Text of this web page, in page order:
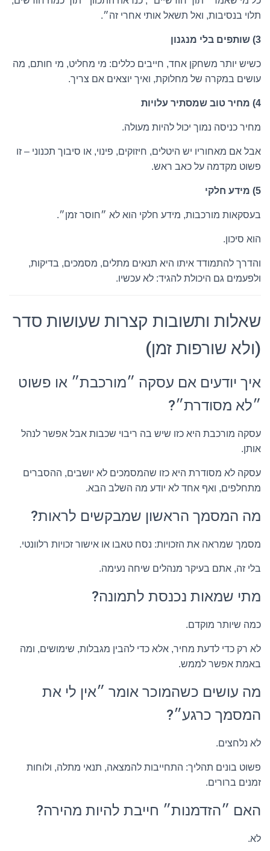
תלוי בנסיבות, ואל תשאל אותי אחרי זה״.
3) שותפים בלי מנגנון
כשיש יותר משחקן אחד, חייבים כללים: מי מחליט, מי חותם, מה
עושים במקרה של מחלוקת, ואיך יוצאים אם צריך.
4) מחיר טוב שמסתיר עלויות
מחיר כניסה נמוך יכול להיות מעולה.
אבל אם מאחוריו יש היטלים, חיזוקים, פינוי, או סיבוך תכנוני – זו
פשוט מקדמה על כאב ראש.
5) מידע חלקי
בעסקאות מורכבות, מידע חלקי הוא לא ״חוסר זמן״.
הוא סיכון.
והדרך להתמודד איתו היא תנאים מתלים, מסמכים, בדיקות,
ולפעמים גם היכולת להגיד: לא עכשיו.
שאלות ותשובות קצרות שעושות סדר
(ולא שורפות זמן)
איך יודעים אם עסקה ״מורכבת״ או פשוט
״לא מסודרת״?
עסקה מורכבת היא כזו שיש בה ריבוי שכבות אבל אפשר לנהל
אותן.
עסקה לא מסודרת היא כזו שהמסמכים לא יושבים, ההסברים
מתחלפים, ואף אחד לא יודע מה השלב הבא.
מה המסמך הראשון שמבקשים לראות?
מסמך שמראה את הזכויות: נסח טאבו או אישור זכויות רלוונטי.
בלי זה, אתם בעיקר מנהלים שיחה נעימה.
מתי שמאות נכנסת לתמונה?
כמה שיותר מוקדם.
לא רק כדי לדעת מחיר, אלא כדי להבין מגבלות, שימושים, ומה
באמת אפשר לממש.
מה עושים כשהמוכר אומר ״אין לי את
המסמך כרגע״?
לא נלחצים.
פשוט בונים תהליך: התחייבות להמצאה, תנאי מתלה, ולוחות
זמנים ברורים.
האם ״הזדמנות״ חייבת להיות מהירה?
לא.